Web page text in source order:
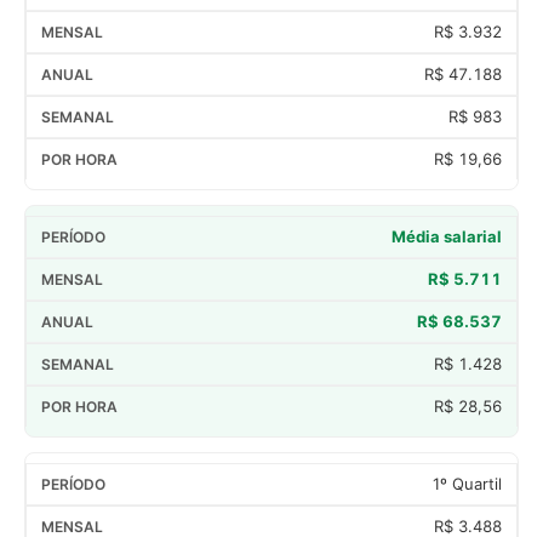
R$ 3.932
R$ 47.188
R$ 983
R$ 19,66
Média salarial
R$ 5.711
R$ 68.537
R$ 1.428
R$ 28,56
1º Quartil
R$ 3.488